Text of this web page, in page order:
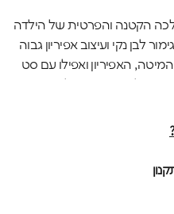
הקטנה והפרטית של הילדה
לבן נקי ועיצוב אפיריון גבוה
האפיריון ואפילו עם סט
כל מה שנשאר לכם זה